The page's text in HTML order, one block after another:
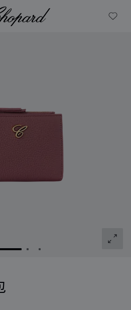
Chopard
My
到幻灯片 1转到幻灯片 2
转到幻灯片 3